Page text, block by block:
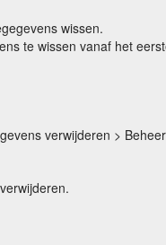
wissen.
te wissen vanaf het
verwijderen >